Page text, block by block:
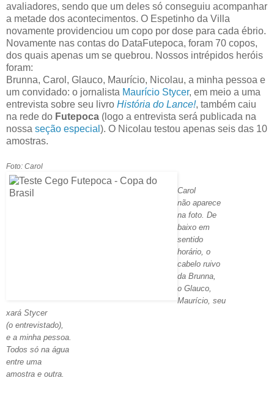
avaliadores, sendo que um deles só conseguiu acompanhar
a metade dos acontecimentos. O Espetinho da Villa
novamente providenciou um copo por dose para cada ébrio.
Novamente nas contas do DataFutepoca, foram 70 copos,
dos quais apenas um se quebrou. Nossos intrépidos heróis
foram:
Brunna, Carol, Glauco, Maurício, Nicolau, a minha pessoa e
um convidado: o jornalista Maurício Stycer, em meio a uma
entrevista sobre seu livro História do Lance!, também caiu
na rede do Futepoca (logo a entrevista será publicada na
nossa seção especial ). O Nicolau testou apenas seis das 10
amostras.
Foto: Carol
Carol
não aparece
na foto. De
baixo em
sentido
horário, o
cabelo ruivo
da Brunna,
o Glauco,
Maurício, seu
xará Stycer
(o entrevistado),
e a minha pessoa.
Todos só na água
entre uma
amostra e outra.